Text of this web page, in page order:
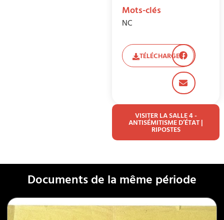
Mots-clés
NC
TÉLÉCHARGER
VISITER LA SALLE 4 -
ANTISÉMITISME D’ÉTAT |
RIPOSTES
Documents de la même période